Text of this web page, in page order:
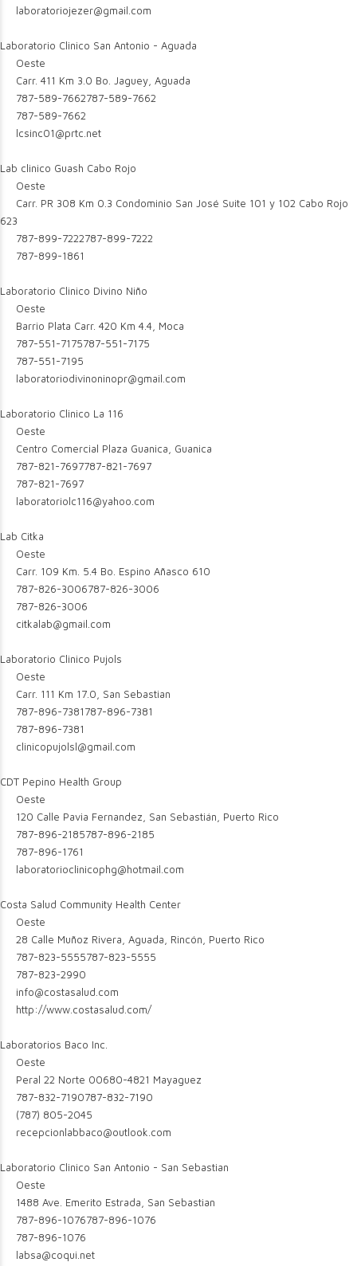
laboratoriojezer@gmail.com
Laboratorio Clinico San Antonio - Aguada
Oeste
Carr. 411 Km 3.0 Bo. Jaguey, Aguada
787-589-7662787-589-7662
787-589-7662
lcsinc01@prtc.net
Lab clinico Guash Cabo Rojo
Oeste
Carr. PR 308 Km 0.3 Condominio San José Suite 101 y 102 Cabo Rojo
623
787-899-7222787-899-7222
787-899-1861
Laboratorio Clinico Divino Niño
Oeste
Barrio Plata Carr. 420 Km 4.4, Moca
787-551-7175787-551-7175
787-551-7195
laboratoriodivinoninopr@gmail.com
Laboratorio Clinico La 116
Oeste
Centro Comercial Plaza Guanica, Guanica
787-821-7697787-821-7697
787-821-7697
laboratoriolc116@yahoo.com
Lab Citka
Oeste
Carr. 109 Km. 5.4 Bo. Espino Añasco 610
787-826-3006787-826-3006
787-826-3006
citkalab@gmail.com
Laboratorio Clinico Pujols
Oeste
Carr. 111 Km 17.0, San Sebastian
787-896-7381787-896-7381
787-896-7381
clinicopujolsl@gmail.com
CDT Pepino Health Group
Oeste
120 Calle Pavia Fernandez, San Sebastián, Puerto Rico
787-896-2185787-896-2185
787-896-1761
laboratorioclinicophg@hotmail.com
Costa Salud Community Health Center
Oeste
28 Calle Muñoz Rivera, Aguada, Rincón, Puerto Rico
787-823-5555787-823-5555
787-823-2990
info@costasalud.com
http://www.costasalud.com/
Laboratorios Baco Inc.
Oeste
Peral 22 Norte 00680-4821 Mayaguez
787-832-7190787-832-7190
(787) 805-2045
recepcionlabbaco@outlook.com
Laboratorio Clinico San Antonio - San Sebastian
Oeste
1488 Ave. Emerito Estrada, San Sebastian
787-896-1076787-896-1076
787-896-1076
labsa@coqui.net